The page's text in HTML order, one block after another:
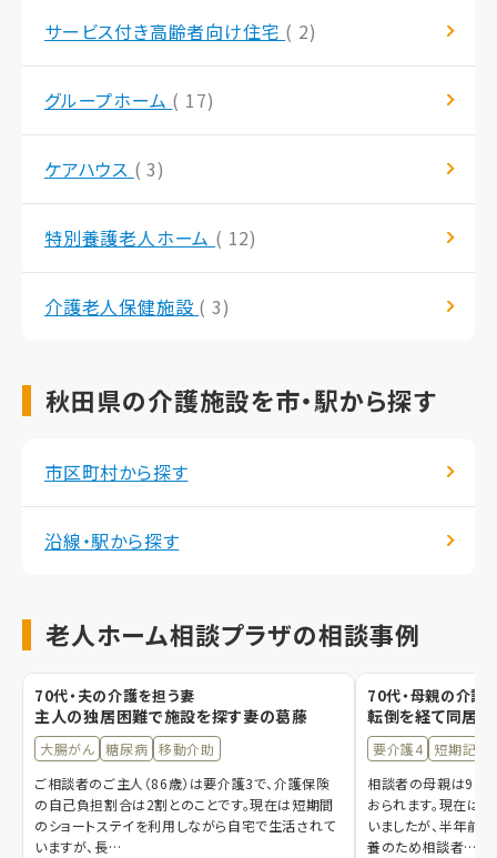
サービス付き高齢者向け住宅 ( 2)
グループホーム ( 17)
ケアハウス ( 3)
特別養護老人ホーム ( 12)
介護老人保健施設 ( 3)
秋田県の介護施設を市・駅から探す
市区町村から探す
沿線・駅から探す
老人ホーム相談プラザの相談事例
70代・夫の介護を担う妻
主人の独居困難で施設を探す妻の葛藤
大腸がん 糖尿病
移動介助
ご相談者のご主人（86歳）は要介護3で、介護保険
の自己負担割合は2割とのことです。現在は短期間
のショートステイを利用しながら自宅で生活されて
いますが、長…
70代・母親の介護
転倒を経て同居
要介護4
短期記憶
相談者の母親は94
おられます。現在は
いましたが、半年前
養のため相談者…